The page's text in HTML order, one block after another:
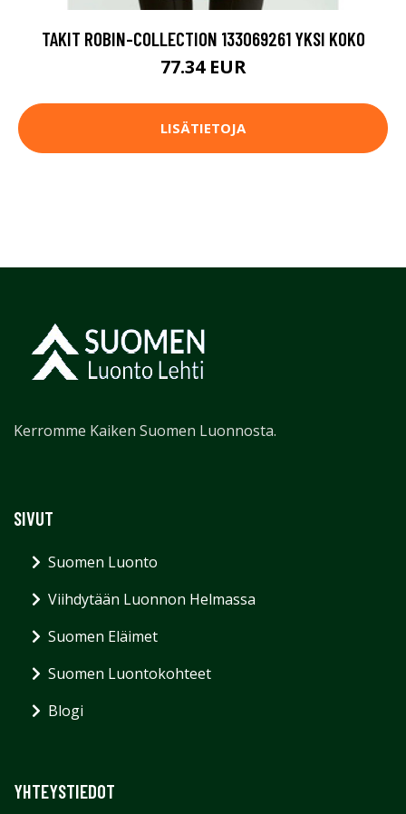
TAKIT ROBIN-COLLECTION 133069261 YKSI KOKO
77.34 EUR
LISÄTIETOJA
Kerromme Kaiken Suomen Luonnosta.
SIVUT
Suomen Luonto
Viihdytään Luonnon Helmassa
Suomen Eläimet
Suomen Luontokohteet
Blogi
YHTEYSTIEDOT